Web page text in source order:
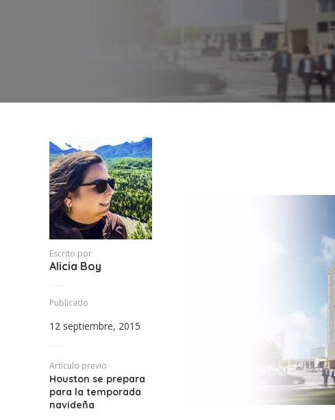
Escrito por
Alicia Boy
Publicado
12 septiembre, 2015
Artículo previo
Houston se prepara
para la temporada
navideña